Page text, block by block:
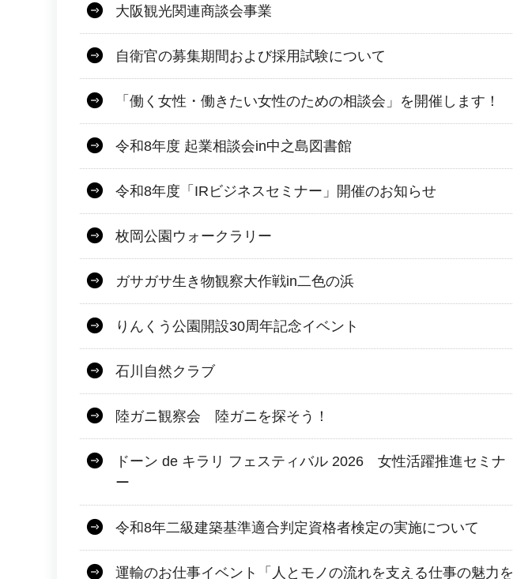
大阪観光関連商談会事業
自衛官の募集期間および採用試験について
「働く女性・働きたい女性のための相談会」を開催します！
令和8年度 起業相談会in中之島図書館
令和8年度「IRビジネスセミナー」開催のお知らせ
枚岡公園ウォークラリー
ガサガサ生き物観察大作戦in二色の浜
りんくう公園開設30周年記念イベント
石川自然クラブ
陸ガニ観察会 陸ガニを探そう！
ドーン de キラリ フェスティバル 2026 女性活躍推進セミナ
ー
令和8年二級建築基準適合判定資格者検定の実施について
運輸のお仕事イベント「人とモノの流れを支える仕事の魅力を